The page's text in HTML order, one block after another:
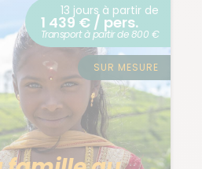
13 jours à partir de
1 439 € / pers.
Transport à partir de 800 €
SUR MESURE